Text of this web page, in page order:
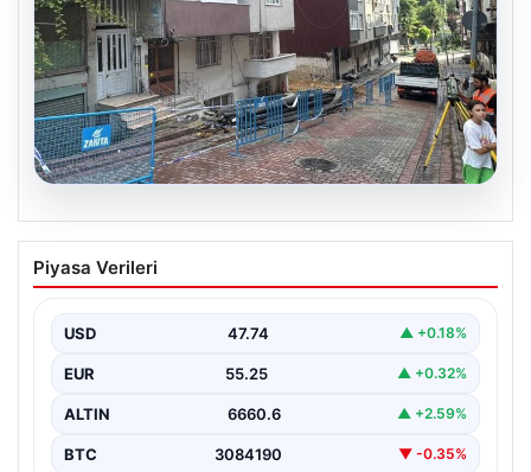
Temel kazısı etrafındaki binalara zarar
verdi. 4 bina boşaltıldı
Piyasa Verileri
USD 47.74 ▲ +0.18%
EUR 55.25 ▲ +0.32%
ALTIN 6660.6 ▲ +2.59%
BTC 3084190 ▼ -0.35%